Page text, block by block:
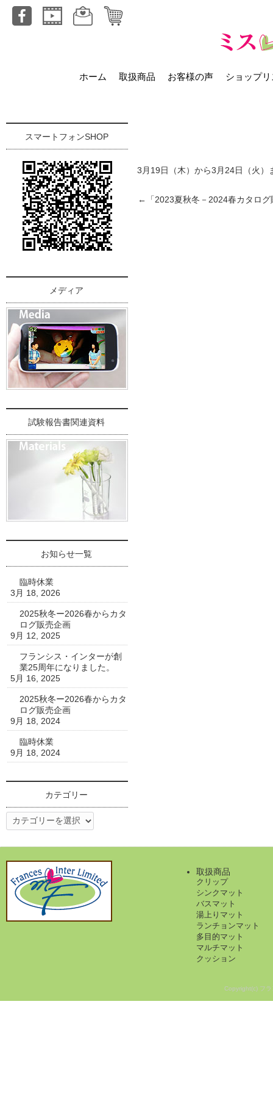
ホーム 取扱商品 お客様の声 ショップ
3月19日（木）から3月24日（火）
←「2023夏秋冬－2024春カタログ
スマートフォンSHOP
メディア
試験報告書関連資料
お知らせ一覧
臨時休業
3月 18, 2026
2025秋冬ー2026春からカタ
ログ販売企画
9月 12, 2025
フランシス・インターが創
業25周年になりました。
5月 16, 2025
2025秋冬ー2026春からカタ
ログ販売企画
9月 18, 2024
臨時休業
9月 18, 2024
カテゴリー
カ
テ
リ
ー
取扱商品
クリップ
シンクマット
バスマット
湯上りマット
ランチョンマット
多目的マット
マルチマット
クッション
Copyright(c) フ